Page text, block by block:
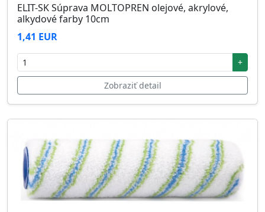
ELIT-SK Súprava MOLTOPREN olejové, akrylové,
alkydové farby 10cm
1,41 EUR
+
Zobraziť detail